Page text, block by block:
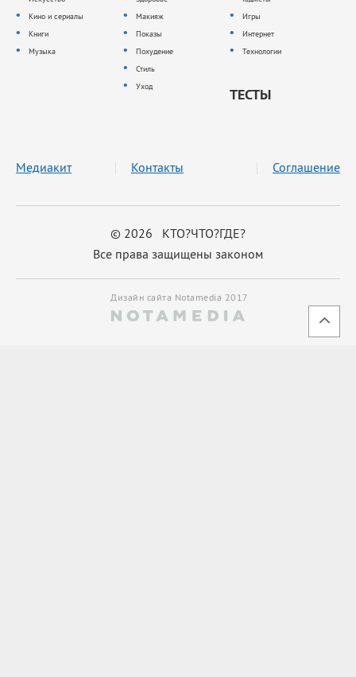
Кино и сериалы
Книги
Музыка
Макияж
Показы
Похудение
Стиль
Уход
Игры
Интернет
Технологии
ТЕСТЫ
© 2026 КТО?ЧТО?ГДЕ?
Все права защищены законом
Медиакит Контакты Соглашение
Дизайн сайта Notamedia 2017